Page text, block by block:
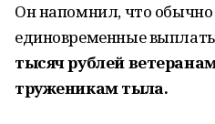
Он напомнил, что
единовременные
тысяч рублей
труженикам тыла.